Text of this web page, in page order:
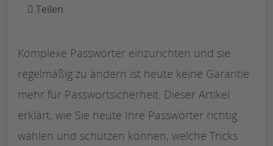
Teilen
Komplexe Passwörter einzurichten und sie
regelmäßig zu ändern ist heute keine Garantie
mehr für Passwortsicherheit. Dieser Artikel
erklärt, wie Sie heute Ihre Passwörter richtig
wählen und schützen können, welche Tricks